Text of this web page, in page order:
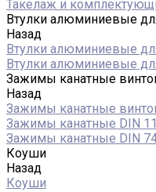
Такелаж и
Втулки алюминиевые
Назад
Втулки алюминиевые
Втулки алюминиевые
Зажимы канатные
Назад
Зажимы канатные
Зажимы канатные DIN
Зажимы канатные DIN
Коуши
Назад
Коуши